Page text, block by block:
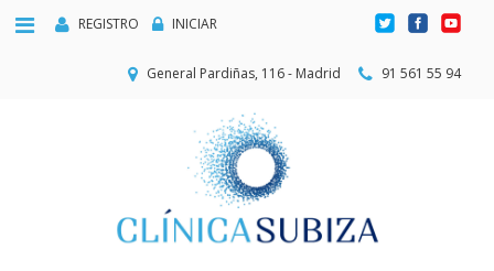
REGISTRO INICIAR
General Pardiñas, 116 - Madrid 91 561 55 94